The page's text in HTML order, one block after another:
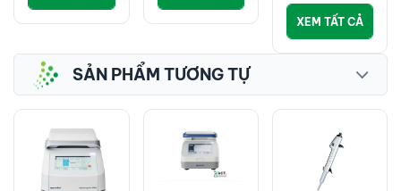
XEM TẤT CẢ
SẢN PHẨM TƯƠNG TỰ